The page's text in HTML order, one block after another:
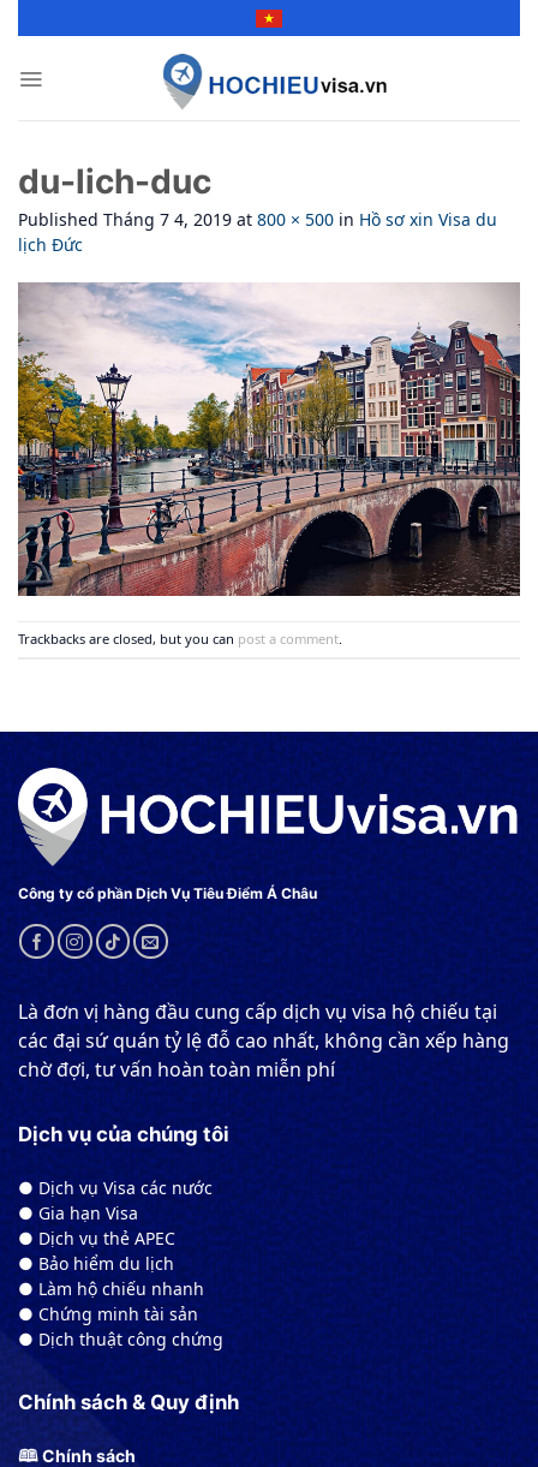
du-lich-duc
Published Tháng 7 4, 2019 at 800 × 500 in Hồ sơ xin Visa du
lịch Đức
Trackbacks are closed, but you can post a comment
Công ty cổ phần Dịch Vụ Tiêu Điểm Á Châu
Là đơn vị hàng đầu cung cấp dịch vụ visa hộ chiếu tại
các đại sứ quán tỷ lệ đỗ cao nhất, không cần xếp hàng
chờ đợi, tư vấn hoàn toàn miễn phí
Dịch vụ của chúng tôi
● Dịch vụ Visa các nước
● Gia hạn Visa
● Dịch vụ thẻ APEC
● Bảo hiểm du lịch
● Làm hộ chiếu nhanh
● Chứng minh tài sản
● Dịch thuật công chứng
Chính sách & Quy định
🕮 Chính sách